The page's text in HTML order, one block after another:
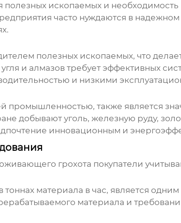
ископаемых и необходимость
часто нуждаются в
полезных ископаемых, что
и алмазов требует эффективных
и низкими
промышленностью, также является
добывают уголь, железную руду,
инновационным и
грохота покупатели
тоннах материала в час, является
материала и